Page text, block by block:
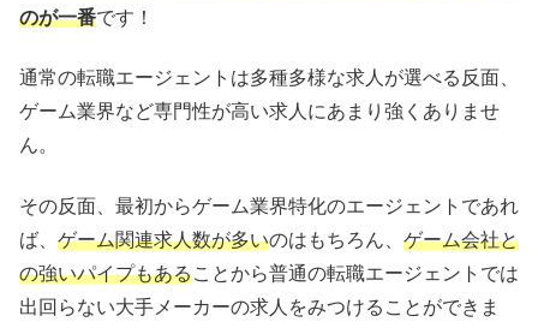
のが一番です！
通常の転職エージェントは多種多様な求人が選べる反面、
ゲーム業界など専門性が高い求人にあまり強くありませ
ん。
その反面、最初からゲーム業界特化のエージェントであれ
ば、 ゲーム関連求人数が多いのはもちろん、 ゲーム会社と
の強いパイプもあることから普通の転職エージェントでは
出回らない大手メーカーの求人をみつけることができま